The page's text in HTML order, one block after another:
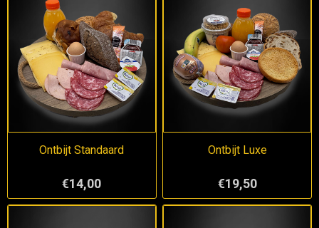
Ontbijt Standaard
€14,00
Ontbijt Luxe
€19,50